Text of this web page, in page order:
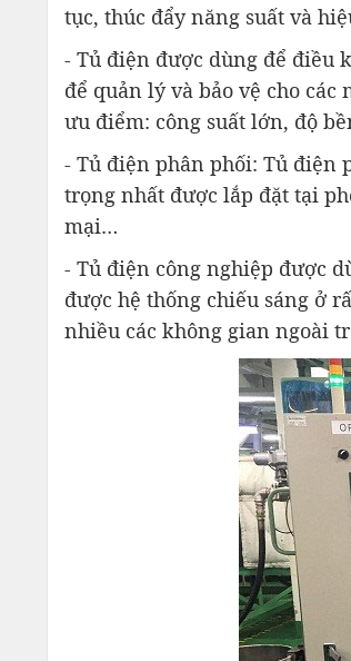
tục, thúc đẩy năng suất và
- Tủ điện được dùng để điều
để quản lý và bảo vệ cho
ưu điểm: công suất lớn, độ
- Tủ điện phân phối: Tủ điện
trọng nhất được lắp đặt tại
mại…
- Tủ điện công nghiệp được
được hệ thống chiếu sáng ở
nhiều các không gian ngoài